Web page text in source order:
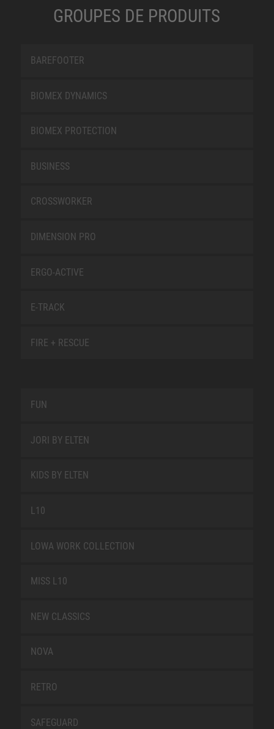
GROUPES DE PRODUITS
BAREFOOTER
BIOMEX DYNAMICS
BIOMEX PROTECTION
BUSINESS
CROSSWORKER
DIMENSION PRO
ERGO-ACTIVE
E-TRACK
FIRE + RESCUE
FUN
JORI BY ELTEN
KIDS BY ELTEN
L10
LOWA WORK COLLECTION
MISS L10
NEW CLASSICS
NOVA
RETRO
SAFEGUARD